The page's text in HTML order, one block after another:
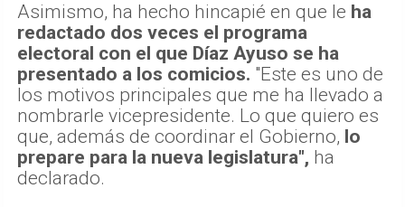
Asimismo, ha hecho hincapié en que le ha
redactado dos veces el programa
electoral con el que Díaz Ayuso se ha
presentado a los comicios. "Este es uno de
los motivos principales que me ha llevado a
nombrarle vicepresidente. Lo que quiero es
que, además de coordinar el Gobierno, lo
prepare para la nueva legislatura", ha
declarado.